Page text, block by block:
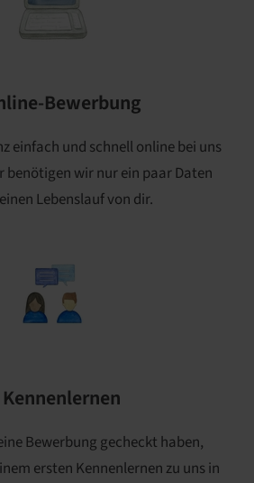
Bewerbung
einfach und schnell online bei uns
benötigen wir nur ein paar Daten
Lebenslauf von dir.
Kennenlernen
Bewerbung gecheckt haben,
ersten Kennenlernen zu uns in